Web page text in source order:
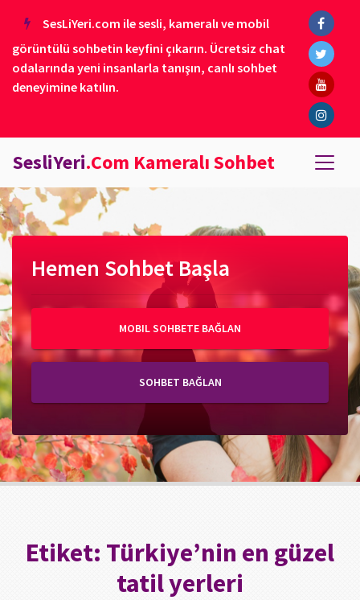
SesLiYeri.com ile sesli, kameralı ve mobil
görüntülü sohbetin keyfini çıkarın. Ücretsiz chat
odalarında yeni insanlarla tanışın, canlı sohbet
deneyimine katılın.
SesliYeri.Com Kameralı Sohbet
Hemen Sohbet Başla
MOBIL SOHBETE BAĞLAN
SOHBET BAĞLAN
Etiket: Türkiye’nin en güzel
tatil yerleri